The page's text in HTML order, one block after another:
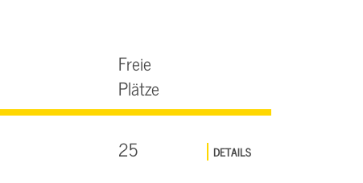
Freie
Plätze
25 DETAILS